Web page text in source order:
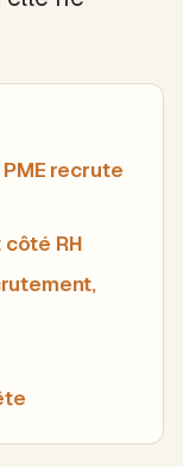
recrute
RH